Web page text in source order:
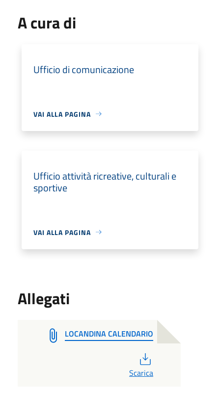
A cura di
Ufficio di comunicazione
VAI ALLA PAGINA
Ufficio attività ricreative, culturali e
sportive
VAI ALLA PAGINA
Allegati
LOCANDINA CALENDARIO
Scarica